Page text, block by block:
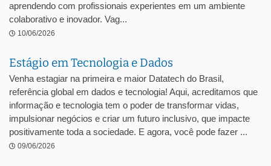
aprendendo com profissionais experientes em um ambiente
colaborativo e inovador. Vag...
10/06/2026
Estágio em Tecnologia e Dados
Venha estagiar na primeira e maior Datatech do Brasil,
referência global em dados e tecnologia! Aqui, acreditamos que
informação e tecnologia tem o poder de transformar vidas,
impulsionar negócios e criar um futuro inclusivo, que impacte
positivamente toda a sociedade. E agora, você pode fazer ...
09/06/2026